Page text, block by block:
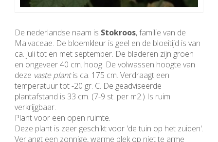
De nederlandse naam is Stokroos, familie van de
Malvaceae. De bloemkleur is geel en de bloeitijd is van
ca. juli tot en met september. De bladeren zijn groen
en ongeveer 40 cm. hoog. De volwassen hoogte van
deze vaste plantis ca. 175 cm. Verdraagt een
temperatuur tot -20 gr. C. De geadviseerde
plantafstand is 33 cm. (7-9 st. per m2.) Is ruim
verkrijgbaar.
Plant voor een open ruimte.
Deze plant is zeer geschikt voor 'de tuin op het zuiden'.
Verlangt een zonnige, warme plek op niet te arme